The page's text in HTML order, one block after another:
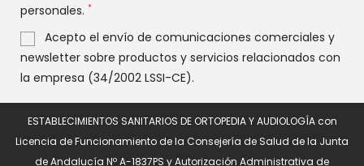
personales. *
Acepto el envío de comunicaciones comerciales y
newsletter sobre productos y servicios relacionados con
la empresa (34/2002 LSSI-CE).
ESTABLECIMIENTOS SANITARIOS DE ORTOPEDIA Y AUDIOLOGÍA con
Licencia de Funcionamiento de la Consejería de Salud de la Junta
de Andalucía Nº A-1837PS y Autorización Administrativa de